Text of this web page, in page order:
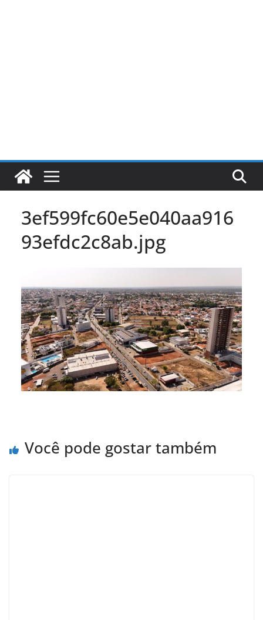
3ef599fc60e5e040aa916
93efdc2c8ab.jpg
Você pode gostar também